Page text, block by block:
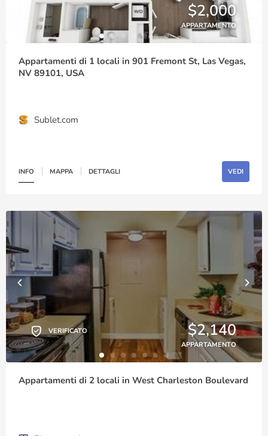
$2,000
APPARTAMENTO
Appartamenti di 1 locali in 901 Fremont St, Las Vegas,
NV 89101, USA
Sublet.com
INFO MAPPA DETTAGLI VEDI
VERIFICATO $2,140
APPARTAMENTO
Appartamenti di 2 locali in West Charleston Boulevard